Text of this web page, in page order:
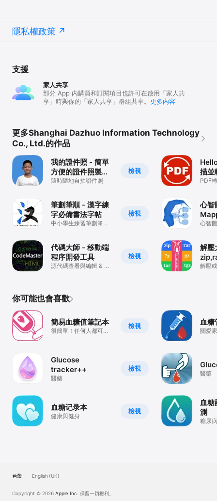
隱私權政策
支援
家人共享
部分 App 內購買和訂閱項目也許可在啟用「家人共
享」時與你的「家人共享」群組共享。 更多內容
更多Shanghai Dazhuo Information Technology
Co., Ltd.的作品
檢視
我的證件照 - 簡單
方便的證件照製作
軟件
隨時隨地自拍證件照
檢視
筆劃筆順 - 漢字練
字必備書法字帖
中小學生練習筆劃筆順&
檢視
代碼大師 - 移動端
程序開發工具
源代碼查看與編輯 & 代
描並
PDF
PDF
心
心智
解壓
解壓
解壓
你可能也會喜歡
檢視
簡易血糖值筆記本
很簡單！任何人都可以
檢視
Glucose
tracker++
醫藥
檢視
血糖记录本
健康與健身
血糖
關愛
醫藥
血糖
測
糖尿
台灣 English (UK)
Copyright © 2026 Apple Inc. 保留一切權利。